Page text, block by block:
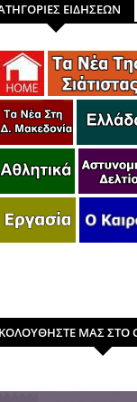
ΕΙΔΗΣΕΩΝ
ΜΑΣ ΣΤΟ